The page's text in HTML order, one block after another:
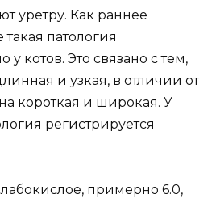
уретру. Как раннее
патология
у котов. Это связано с тем,
и узкая, в отличии от
короткая и широкая. У
регистрируется
примерно 6.0,